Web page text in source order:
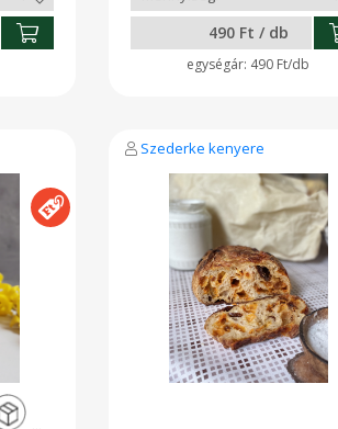
490 Ft / db
490 Ft/db
Szederke kenyere